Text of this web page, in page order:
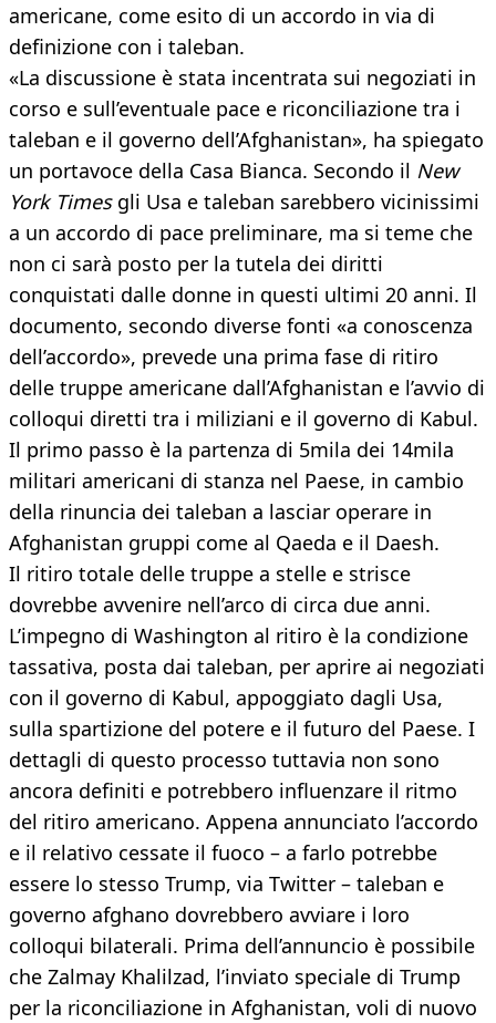
americane, come esito di un accordo in via di
definizione con i taleban.
«La discussione è stata incentrata sui negoziati in
corso e sull’eventuale pace e riconciliazione tra i
taleban e il governo dell’Afghanistan», ha spiegato
un portavoce della Casa Bianca. Secondo il New
York Timesgli Usa e taleban sarebbero vicinissimi
a un accordo di pace preliminare, ma si teme che
non ci sarà posto per la tutela dei diritti
conquistati dalle donne in questi ultimi 20 anni. Il
documento, secondo diverse fonti «a conoscenza
dell’accordo», prevede una prima fase di ritiro
delle truppe americane dall’Afghanistan e l’avvio di
colloqui diretti tra i miliziani e il governo di Kabul.
Il primo passo è la partenza di 5mila dei 14mila
militari americani di stanza nel Paese, in cambio
della rinuncia dei taleban a lasciar operare in
Afghanistan gruppi come al Qaeda e il Daesh.
Il ritiro totale delle truppe a stelle e strisce
dovrebbe avvenire nell’arco di circa due anni.
L’impegno di Washington al ritiro è la condizione
tassativa, posta dai taleban, per aprire ai negoziati
con il governo di Kabul, appoggiato dagli Usa,
sulla spartizione del potere e il futuro del Paese. I
dettagli di questo processo tuttavia non sono
ancora definiti e potrebbero influenzare il ritmo
del ritiro americano. Appena annunciato l’accordo
e il relativo cessate il fuoco – a farlo potrebbe
essere lo stesso Trump, via Twitter – taleban e
governo afghano dovrebbero avviare i loro
colloqui bilaterali. Prima dell’annuncio è possibile
che Zalmay Khalilzad, l’inviato speciale di Trump
per la riconciliazione in Afghanistan, voli di nuovo